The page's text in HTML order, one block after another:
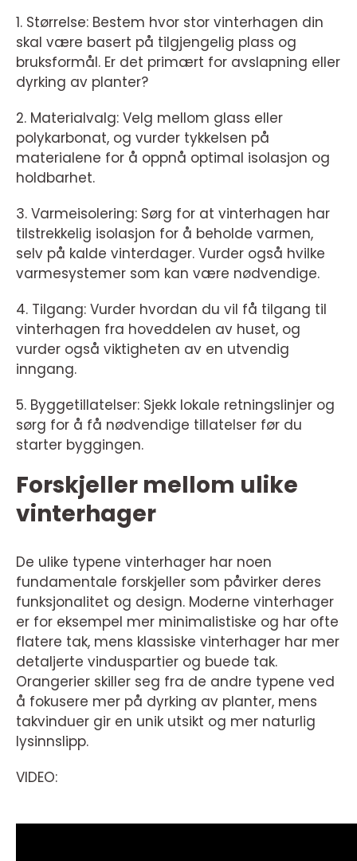
1. Størrelse: Bestem hvor stor vinterhagen din
skal være basert på tilgjengelig plass og
bruksformål. Er det primært for avslapning eller
dyrking av planter?
2. Materialvalg: Velg mellom glass eller
polykarbonat, og vurder tykkelsen på
materialene for å oppnå optimal isolasjon og
holdbarhet.
3. Varmeisolering: Sørg for at vinterhagen har
tilstrekkelig isolasjon for å beholde varmen,
selv på kalde vinterdager. Vurder også hvilke
varmesystemer som kan være nødvendige.
4. Tilgang: Vurder hvordan du vil få tilgang til
vinterhagen fra hoveddelen av huset, og
vurder også viktigheten av en utvendig
inngang.
5. Byggetillatelser: Sjekk lokale retningslinjer og
sørg for å få nødvendige tillatelser før du
starter byggingen.
Forskjeller mellom ulike
vinterhager
De ulike typene vinterhager har noen
fundamentale forskjeller som påvirker deres
funksjonalitet og design. Moderne vinterhager
er for eksempel mer minimalistiske og har ofte
flatere tak, mens klassiske vinterhager har mer
detaljerte vinduspartier og buede tak.
Orangerier skiller seg fra de andre typene ved
å fokusere mer på dyrking av planter, mens
takvinduer gir en unik utsikt og mer naturlig
lysinnslipp.
VIDEO: